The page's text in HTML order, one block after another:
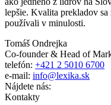
lepšie. Kvalita prekladov
používali v minulosti.
Tomáš Ondrejka
Co-founder & Head of
telefón: +421 2 5010 6700
e-mail: info@lexika.sk
Nájdete nás:
Kontakty